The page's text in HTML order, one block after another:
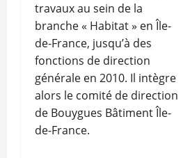
travaux au sein de la
branche « Habitat » en Île-
de-France, jusqu’à des
fonctions de direction
générale en 2010. Il intègre
alors le comité de direction
de Bouygues Bâtiment Île-
de-France.